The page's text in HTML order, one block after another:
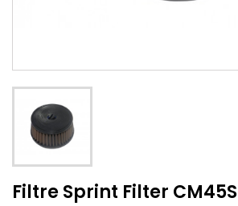
Filtre Sprint Filter CM45S